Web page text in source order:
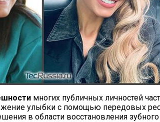
многих публичных личностей
улыбки с помощью передовых
в области восстановления